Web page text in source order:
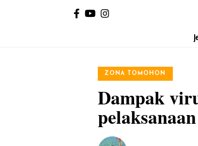
ZONA TOMOHON
Dampak